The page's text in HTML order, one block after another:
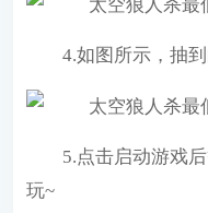
4.如图所示，抽
5.点击启动游戏
玩~